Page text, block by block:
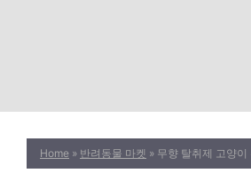
Home » 반려동물 마켓 » 무향 탈취제 고양이 추천